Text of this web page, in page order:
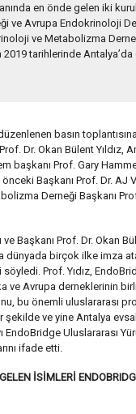
en önde gelen iki
ve Avrupa Endokrinoloji
ve Metabolizma
2019 tarihlerinde
basın
Dr. Okan Bülent Yıldız,
başkanı Prof. Gary
Başkanı Prof. Dr. AJ
Derneği Başkanı
Başkanı Prof. Dr. Okan
dünyada birçok ilke imza
Prof. Yıdız,
ve Avrupa derneklerinin
bu önemli uluslararası
şekilde ve yine Antalya
EndoBridge Uluslararası
ifade etti.
İSİMLERİ